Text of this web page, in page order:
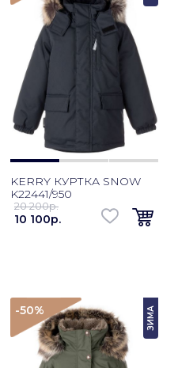
KERRY КУРТКА SNOW
K22441/950
20 200p.
10 100p.
-50% ЗИМА